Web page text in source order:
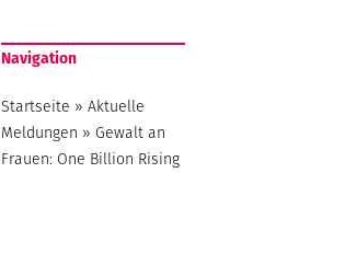
Navigation
Startseite »Aktuelle
Meldungen » Gewalt an
Frauen: One Billion Rising